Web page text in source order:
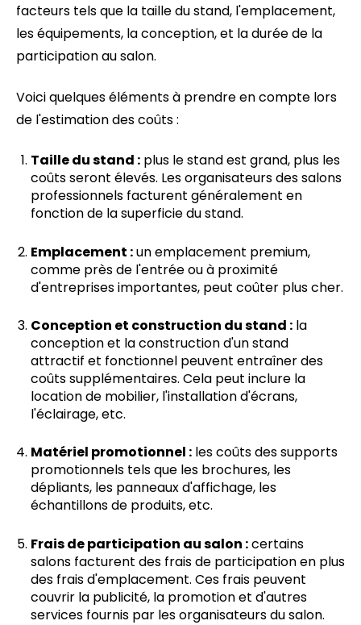
facteurs tels que la taille du stand, l'emplacement,
les équipements, la conception, et la durée de la
participation au salon.
Voici quelques éléments à prendre en compte lors
de l'estimation des coûts :
Taille du stand :plus le stand est grand, plus les
coûts seront élevés. Les organisateurs des salons
professionnels facturent généralement en
fonction de la superficie du stand.
Emplacement :un emplacement premium,
comme près de l'entrée ou à proximité
d'entreprises importantes, peut coûter plus cher.
Conception et construction du stand :la
conception et la construction d'un stand
attractif et fonctionnel peuvent entraîner des
coûts supplémentaires. Cela peut inclure la
location de mobilier, l'installation d'écrans,
l'éclairage, etc.
Matériel promotionnel :les coûts des supports
promotionnels tels que les brochures, les
dépliants, les panneaux d'affichage, les
échantillons de produits, etc.
Frais de participation au salon :certains
salons facturent des frais de participation en plus
des frais d'emplacement. Ces frais peuvent
couvrir la publicité, la promotion et d'autres
services fournis par les organisateurs du salon.